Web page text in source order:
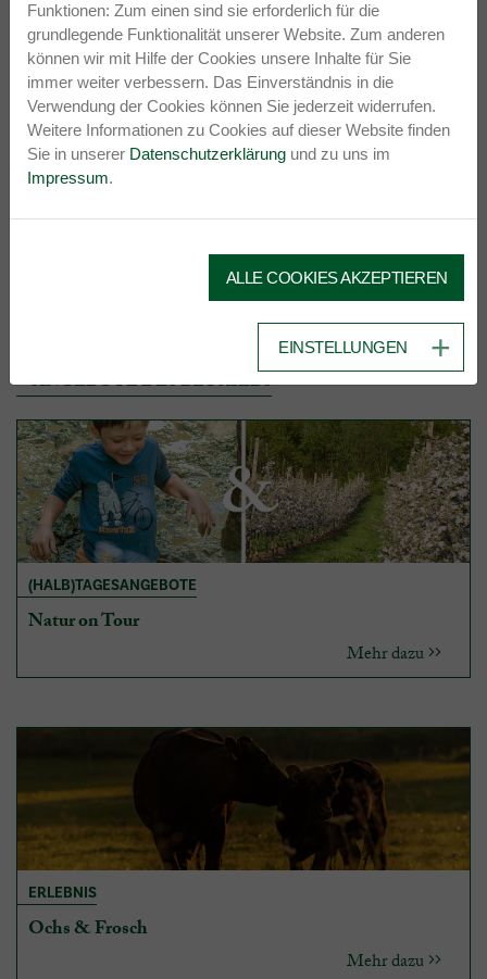
Bezugsmöglichkeit:
Die Spezialitäten vom Zickentaler Moorochsen sind in
Bauernläden und auf Bestellung bei der Fa. Stefri
Frischeteam Halper in 7531 Kemeten, Steinbrückl 21
erhältlich.
+43 3352 6220
bestellung@stefri.at
ANGEBOTE DES BETRIEBS
(HALB)TAGESANGEBOTE
Natur on Tour
Mehr dazu
ERLEBNIS
Ochs & Frosch
Mehr dazu
Funktionen: Zum einen sind sie erforderlich für die
grundlegende Funktionalität unserer Website. Zum anderen
können wir mit Hilfe der Cookies unsere Inhalte für Sie
immer weiter verbessern. Das Einverständnis in die
Verwendung der Cookies können Sie jederzeit widerrufen.
Weitere Informationen zu Cookies auf dieser Website finden
Sie in unserer Datenschutzerklärung und zu uns im
Impressum.
ALLE COOKIES AKZEPTIEREN
EINSTELLUNGEN